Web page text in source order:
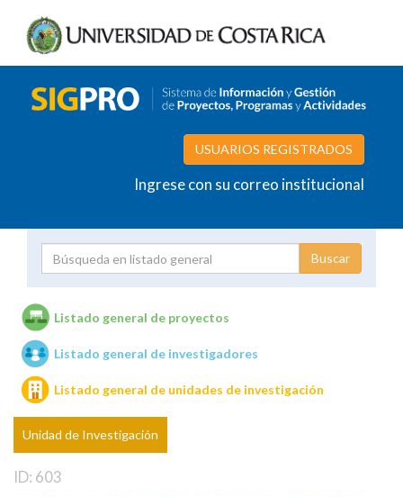
USUARIOS REGISTRADOS
Ingrese con su correo institucional
Unidades de investigación
Listado general de proyectos
Listado general de investigadores
Listado general de unidades de investigación
Unidad de Investigación
ID: 603